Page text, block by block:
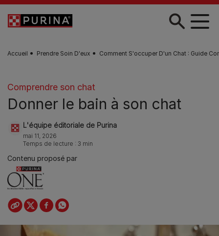
Skip to main content
Accueil Prendre Soin D'eux Comment S'occuper D'un Chat : Guide
Comprendre son chat
Donner le bain à son chat
L'équipe éditoriale de Purina
mai 11, 2026
Temps de lecture : 3 min
Contenu proposé par